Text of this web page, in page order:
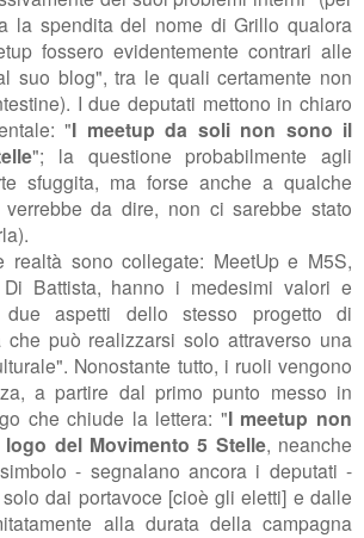
la spendita del nome di Grillo qualora
fossero evidentemente contrari alle
suo blog", tra le quali certamente non
I due deputati mettono in chiaro
"I meetup da soli non sono il
"; la questione probabilmente agli
sfuggita, ma forse anche a qualche
verrebbe da dire, non ci sarebbe stato
realtà sono collegate: MeetUp e M5S,
Battista, hanno i medesimi valori e
due aspetti dello stesso progetto di
che può realizzarsi solo attraverso una
Nonostante tutto, i ruoli vengono
a partire dal primo punto messo in
che chiude la lettera: "I meetup non
del Movimento 5 Stelle, neanche
- segnalano ancora i deputati -
dai portavoce [cioè gli eletti] e dalle
alla durata della campagna